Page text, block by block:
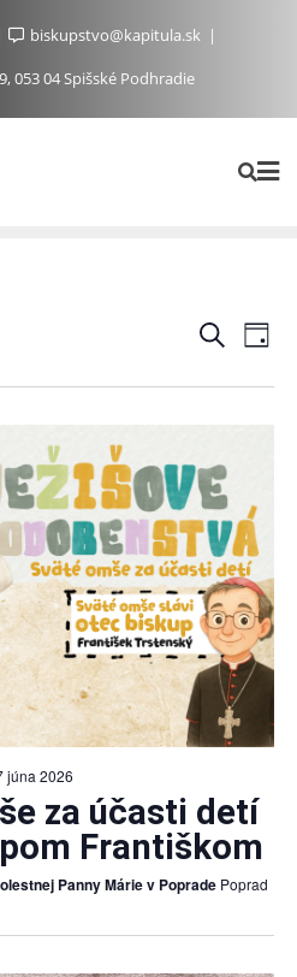
biskupstvo@kapitula.sk
053 04 Spišské Podhradie
Udalosti
and
Views
Vyhľadať
Day
júna 2026
za účasti detí
Františkom
Panny Márie v Poprade Poprad